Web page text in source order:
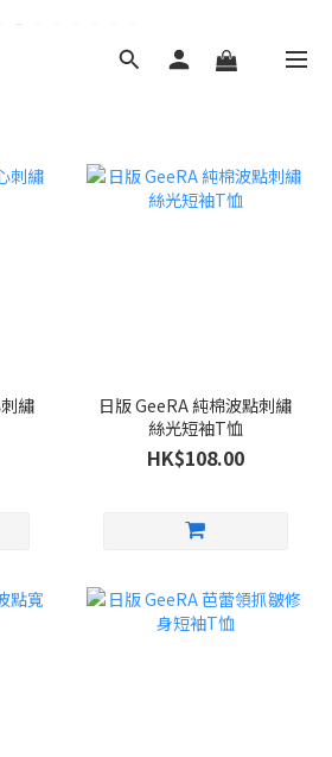
繡
日版 GeeRA 純棉波點刺繡
絲光短袖T恤
HK$108.00